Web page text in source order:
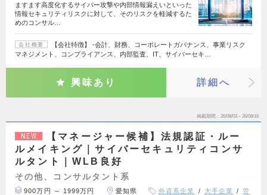
ますます高度化するサイバー攻撃や内部情報漏えいといった
情報セキュリティリスクに対して、そのリスクを軽減するた
めのコンサル…
会社概要
【会社特徴】 ‐会計、財務、コーポレートガバナンス、事業リスク
マネジメント、コンプライアンス、内部監査、IT、サイバーセキ…
興味あり 詳細へ
掲載期間 26/08/03～26/08/16
NEW
【マネージャー候補】法規認証・ルー
ルメイキング｜サイバーセキュリティコンサ
ルタント｜WLB良好
その他、コンサルタント系
900万円 ～ 1999万円 愛知県 外資系企業 大手企業
管